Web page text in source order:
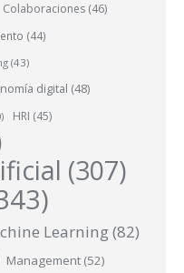
Colaboraciones (46)
(44)
(43)
digital (48)
HRI (45)
(307)
Learning(82)
Management (52)